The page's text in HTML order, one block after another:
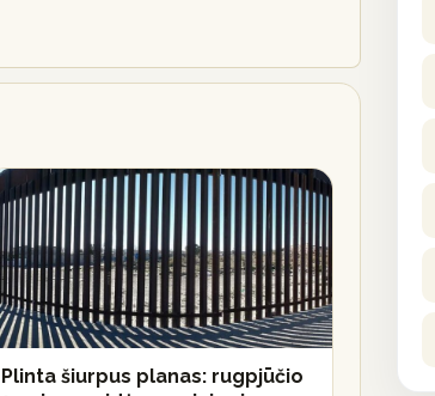
Plinta šiurpus planas: rugpjūčio